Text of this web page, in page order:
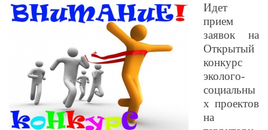
Идет
прием
заявок на
Открытый
конкурс
эколого-
социальны
х проектов
на